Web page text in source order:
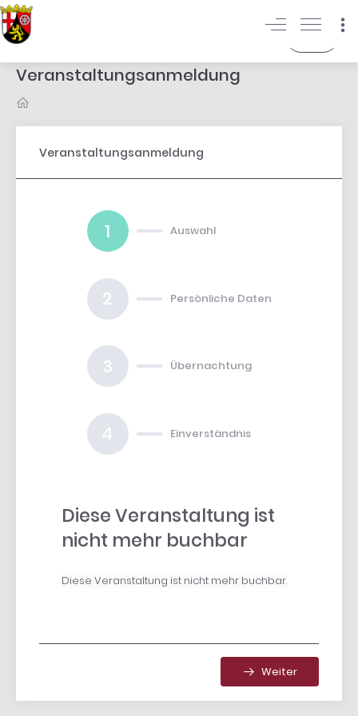
Veranstaltungsanmeldung
Veranstaltungsanmeldung
1 Auswahl
2 Persönliche Daten
3 Übernachtung
4 Einverständnis
Diese Veranstaltung ist
nicht mehr buchbar
Diese Veranstaltung ist nicht mehr buchbar.
Weiter